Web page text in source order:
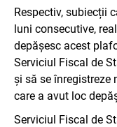
Respectiv, subiecții
luni consecutive,
depășesc acest
Serviciul Fiscal de
și să se înregistreze
care a avut loc
Serviciul Fiscal de